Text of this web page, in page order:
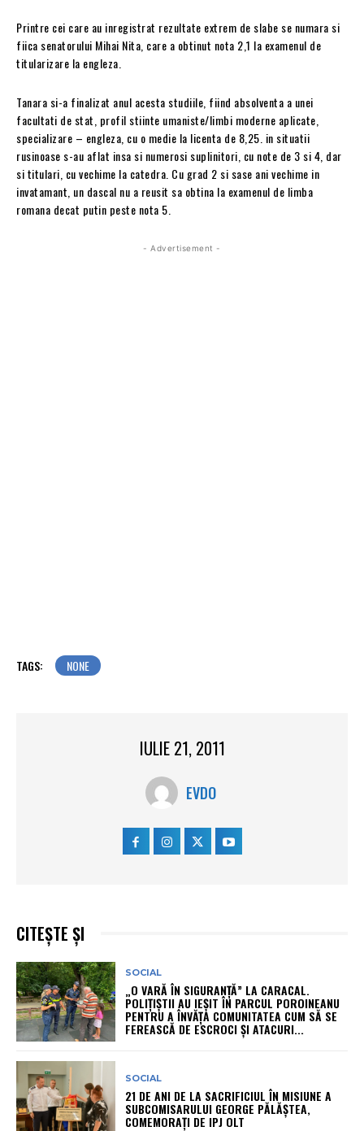
Printre cei care au inregistrat rezultate extrem de slabe se numara si
fiica senatorului Mihai Nita, care a obtinut nota 2,1 la examenul de
titularizare la engleza.
Tanara si-a finalizat anul acesta studiile, fiind absolventa a unei
facultati de stat, profil stiinte umaniste/limbi moderne aplicate,
specializare – engleza, cu o medie la licenta de 8,25. in situatii
rusinoase s-au aflat insa si numerosi suplinitori, cu note de 3 si 4, dar
si titulari, cu vechime la catedra. Cu grad 2 si sase ani vechime in
invatamant, un dascal nu a reusit sa obtina la examenul de limba
romana decat putin peste nota 5.
- Advertisement -
TAGS: NONE
IULIE 21, 2011
EVDO
CITEȘTE ȘI
SOCIAL
„O VARĂ ÎN SIGURANȚĂ” LA CARACAL.
POLIȚIȘTII AU IEȘIT ÎN PARCUL POROINEANU
PENTRU A ÎNVĂȚA COMUNITATEA CUM SĂ SE
FEREASCĂ DE ESCROCI ȘI ATACURI...
SOCIAL
21 DE ANI DE LA SACRIFICIUL ÎN MISIUNE A
SUBCOMISARULUI GEORGE PĂLĂȘTEA,
COMEMORAȚI DE IPJ OLT